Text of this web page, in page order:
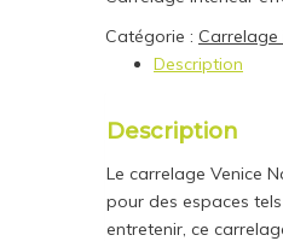
Catégorie : Carrelage
Description
Description
Le carrelage Venice
pour des espaces
entretenir, ce